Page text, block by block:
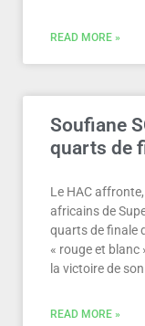
READ MORE »
Soufiane
quarts de
Le HAC
africains de
quarts de finale
« rouge et blanc
la victoire de
READ MORE »